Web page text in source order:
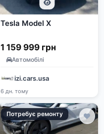
Tesla Model X
1 159 999 грн
Автомобілі
izi.cars.usa
6 дн. тому
Потребує ремонту